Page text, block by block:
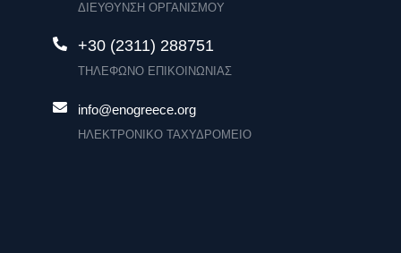
ΔΙΕΥΘΥΝΣΗ ΟΡΓΑΝΙΣΜΟΥ
+30 (2311) 288751
ΤΗΛΕΦΩΝΟ ΕΠΙΚΟΙΝΩΝΙΑΣ
info@enogreece.org
ΗΛΕΚΤΡΟΝΙΚΟ ΤΑΧΥΔΡΟΜΕΙΟ